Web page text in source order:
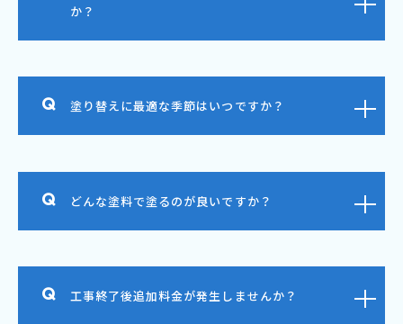
か？
塗り替えに最適な季節はいつですか？
どんな塗料で塗るのが良いですか？
工事終了後追加料金が発生しませんか？